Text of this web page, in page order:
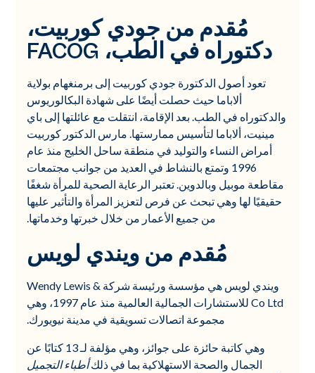
مُقدم من جودي كوربيت،
دكتوراه في الطب، FACOG
تعود أصول الدكتورة جودي كوربيت إلى برمنغهام بولاية
ألاباما حيث حصلت أيضًا على شهادة البكالوريوس
والدكتوراه في الطب. بعد الإقامة، انتقلت مع عائلتها إلى باي
مينيت، ألاباما لتأسيس ممارستها. مارس الدكتور كوربيت
أمراض النساء والتوليد في منطقة ساحل الخليج منذ عام
1996 وتمتع بالنشاط في العديد من جوانب مجتمعات
مقاطعة موبيل وبالدوين. تعتبر الرعاية الصحية للمرأة شغفًا
حقيقيًا لها وهي تبحث عن فرص لتعزيز المرأة والتأثير عليها
من جميع الأعمار من خلال خبرتها وخدماتها.
مُقدم من ويندي لويس
ويندي لويس هي مؤسسة ورئيسة شركة Wendy Lewis &
Co Ltd للاستشارات الجمالية العالمية منذ عام 1997، وهي
مجموعة اتصالات تسويقية في مدينة نيويورك.
وهي كاتبة حائزة على جوائز، وهي مؤلفة لـ 13 كتابًا عن
الجمال والصحة الاستهلاكية بما في ذلكأطباء التجميل